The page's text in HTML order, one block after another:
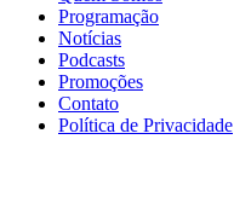
Programação
Notícias
Podcasts
Promoções
Contato
Política de Privacidade